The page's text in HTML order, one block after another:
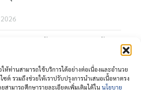
ห้ท่านสามารถใช้บริการได้อย่างต่อเนื่องและอำนวย
ซต์ รวมถึงช่วยให้เราปรับปรุงการนำเสนอเนื้อหาตรง
สามารถศึกษารายละเอียดเพิ่มเติมได้ในนโยบาย
พลิกเกมธุรกิจ สร้างโอกาสใหม่ใน
กรกฎาคมนี้